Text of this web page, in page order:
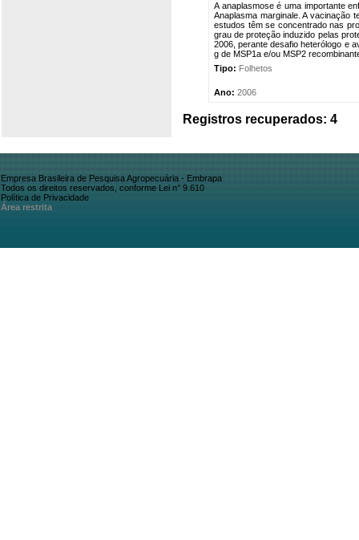
A anaplasmose é uma importante
Anaplasma marginale. A vacinação
estudos têm se concentrado nas
grau de proteção induzido pelas
2006, perante desafio heterólogo e
g de MSP1a e/ou MSP2
Tipo: Folhetos
Ano: 2006
Registros recuperados: 4
Empresa Brasileira de Pesquisa Agropecuária - Embrapa
Todos os direitos reservados, conforme Lei n° 9.610
Política de Privacidade
Área restrita